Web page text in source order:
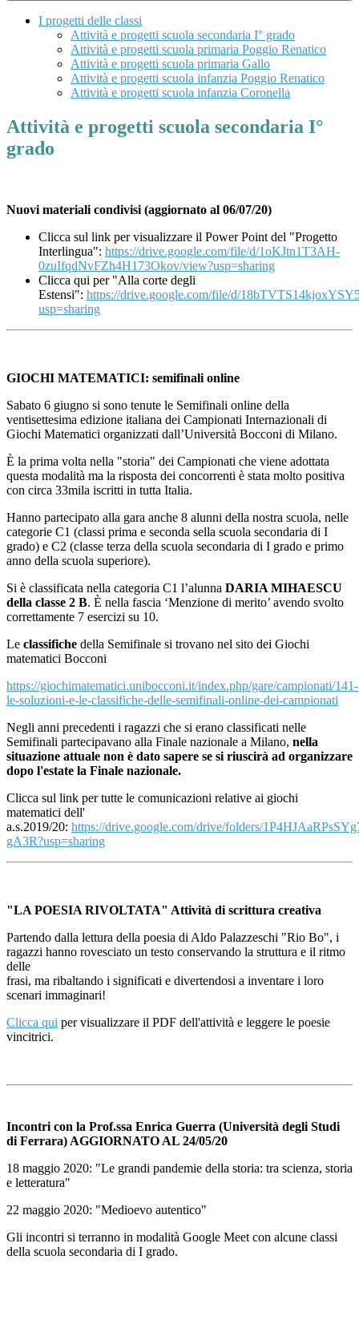
I progetti delle classi
Attività e progetti scuola secondaria I° grado
Attività e progetti scuola primaria Poggio Renatico
Attività e progetti scuola primaria Gallo
Attività e progetti scuola infanzia Poggio Renatico
Attività e progetti scuola infanzia Coronella
Attività e progetti scuola secondaria I°
grado
Nuovi materiali condivisi (aggiornato al 06/07/20)
Clicca sul link per visualizzare il Power Point del "Progetto
Interlingua": https://drive.google.com/file/d/1oKJtn1T3AH-
0zuIfqdNvFZh4H173Okov/view?usp=sharing
Clicca qui per "Alla corte degli
Estensi": https://drive.google.com/file/d/
usp=sharing
GIOCHI MATEMATICI: semifinali online
Sabato 6 giugno si sono tenute le Semifinali online della
ventisettesima edizione italiana dei Campionati Internazionali di
Giochi Matematici organizzati dall’Università Bocconi di Milano.
È la prima volta nella "storia" dei Campionati che viene adottata
questa modalità ma la risposta dei concorrenti è stata molto positiva
con circa 33mila iscritti in tutta Italia.
Hanno partecipato alla gara anche 8 alunni della nostra scuola, nelle
categorie C1 (classi prima e seconda sella scuola secondaria di I
grado) e C2 (classe terza della scuola secondaria di I grado e primo
anno della scuola superiore).
Si è classificata nella categoria C1 l’alunna DARIA MIHAESCU
della classe 2 B. È nella fascia ‘Menzione di merito’ avendo svolto
correttamente 7 esercizi su 10.
Le classifiche della Semifinale si trovano nel sito dei Giochi
matematici Bocconi
https://giochimatematici.unibocconi.it/index.php/gare/campionati/141-
le-soluzioni-e-le-classifiche-delle-semifinali-online-dei-campionati
Negli anni precedenti i ragazzi che si erano classificati nelle
Semifinali partecipavano alla Finale nazionale a Milano, nella
situazione attuale non è dato sapere se si riuscirà ad organizzare
dopo l'estate la Finale nazionale.
Clicca sul link per tutte le comunicazioni relative ai giochi
matematici dell'
a.s.2019/20: https://drive.google.com/drive/folders/
gA3R?usp=sharing
"LA POESIA RIVOLTATA" Attività di scrittura creativa
Partendo dalla lettura della poesia di Aldo Palazzeschi "Rio Bo", i
ragazzi hanno rovesciato un testo conservando la struttura e il ritmo
delle
frasi, ma ribaltando i significati e divertendosi a inventare i loro
scenari immaginari!
Clicca qui per visualizzare il PDF dell'attività e leggere le poesie
vincitrici.
Incontri con la Prof.ssa Enrica Guerra (Università degli Studi
di Ferrara) AGGIORNATO AL 24/05/20
18 maggio 2020: "Le grandi pandemie della storia: tra scienza, storia
e letteratura"
22 maggio 2020: "Medioevo autentico"
Gli incontri si terranno in modalità Google Meet con alcune classi
della scuola secondaria di I grado.